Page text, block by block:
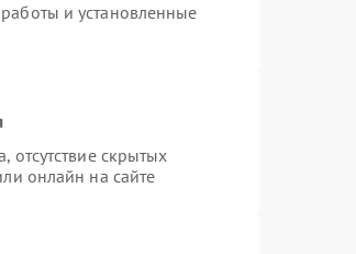
и установленные
отсутствие скрытых
онлайн на сайте